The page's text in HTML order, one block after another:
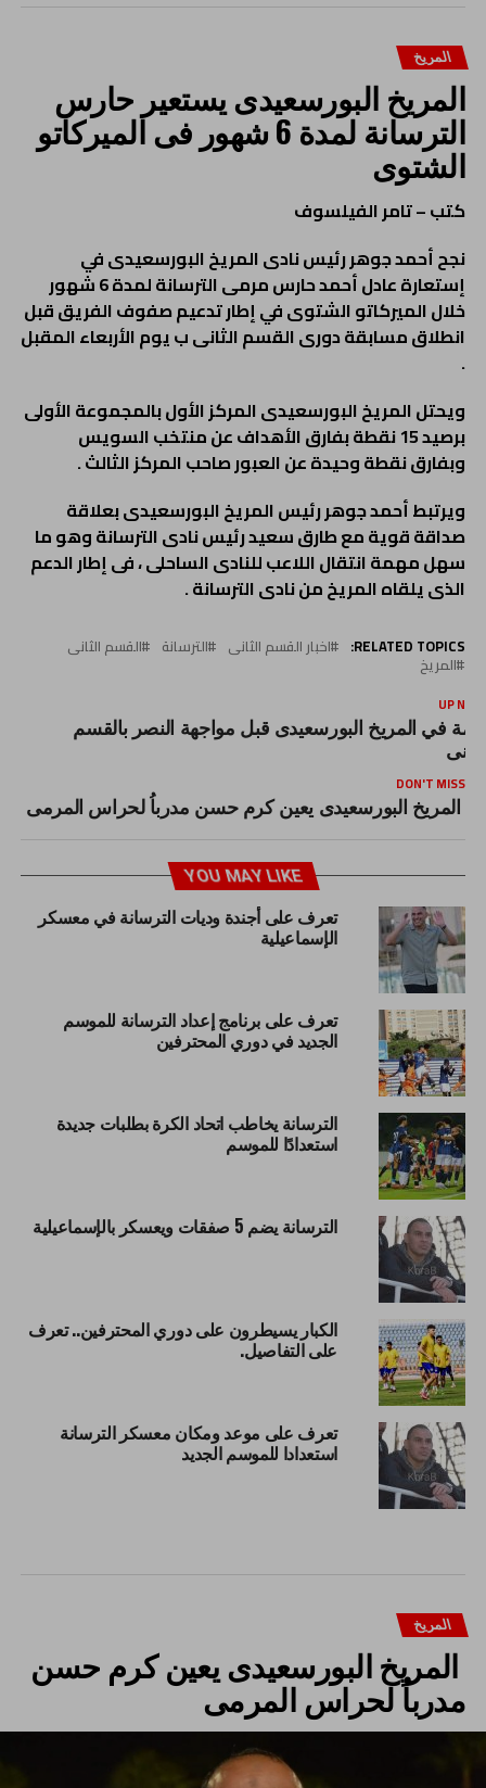
المريخ
المريخ البورسعيدى يستعير حارس
الترسانة لمدة 6 شهور فى الميركاتو
الشتوى
كتب – تامر الفيلسوف
نجح أحمد جوهر رئيس نادى المريخ البورسعيدى في
إستعارة عادل أحمد حارس مرمى الترسانة لمدة 6 شهور
خلال الميركاتو الشتوى في إطار تدعيم صفوف الفريق قبل
انطلاق مسابقة دورى القسم الثانى ب يوم الأربعاء المقبل
.
ويحتل المريخ البورسعيدى المركز الأول بالمجموعة الأولى
برصيد 15 نقطة بفارق الأهداف عن منتخب السويس
وبفارق نقطة وحيدة عن العبور صاحب المركز الثالث .
ويرتبط أحمد جوهر رئيس المريخ البورسعيدى بعلاقة
صداقة قوية مع طارق سعيد رئيس نادى الترسانة وهو ما
سهل مهمة انتقال اللاعب للنادى الساحلى ، فى إطار الدعم
الذى يلقاه المريخ من نادى الترسانة .
RELATED TOPICS: اخبار القسم الثانى الترسانة القسم الثانى
المريخ
UP
في المريخ البورسعيدى قبل مواجهة النصر بالقسم
DON'T MISS
المريخ البورسعيدى يعين كرم حسن مدرباُ لحراس المرمى
YOU MAY LIKE
تعرف على أجندة وديات الترسانة في معسكر
الإسماعيلية
تعرف على برنامج إعداد الترسانة للموسم
الجديد في دوري المحترفين
الترسانة يخاطب اتحاد الكرة بطلبات جديدة
استعدادًا للموسم
الترسانة يضم 5 صفقات ويعسكر بالإسماعيلية
الكبار يسيطرون على دوري المحترفين.. تعرف
على التفاصيل.
تعرف على موعد ومكان معسكر الترسانة
استعدادا للموسم الجديد
المريخ
المريخ البورسعيدى يعين كرم حسن
مدرباُ لحراس المرمى